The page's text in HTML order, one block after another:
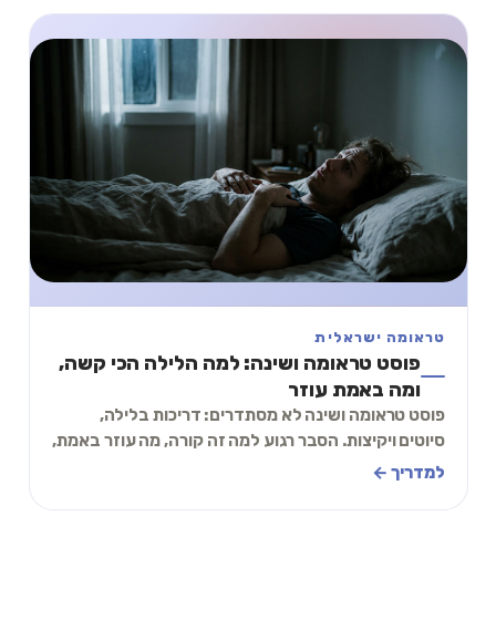
טראומה ישראלית
פוסט טראומה ושינה: למה הלילה הכי קשה,
ומה באמת עוזר
פוסט טראומה ושינה לא מסתדרים: דריכות בלילה,
סיוטים ויקיצות. הסבר רגוע למה זה קורה, מה עוזר באמת,
ותרגיל קצר שאפשר לעשות מהמיטה עכשיו.
למדריך ←